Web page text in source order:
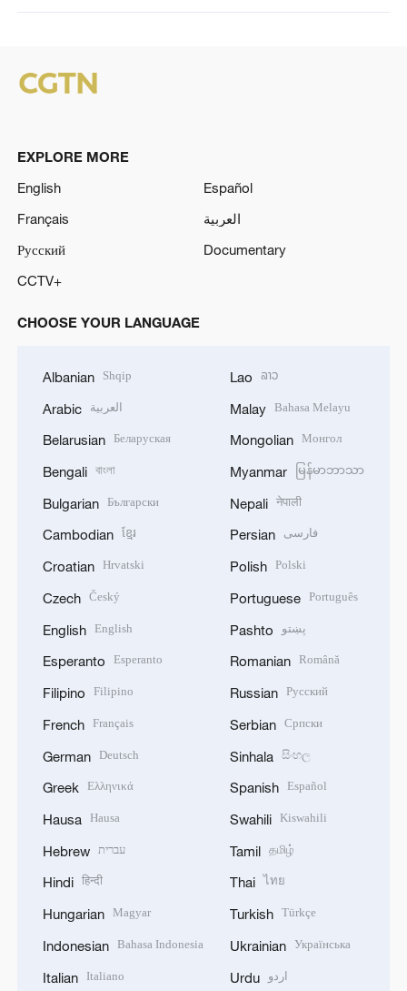
EXPLORE MORE
English
Español
Français
العربية
Русский
Documentary
CCTV+
CHOOSE YOUR LANGUAGE
Albanian Shqip
Arabic العربية
Belarusian Беларуская
Bengali বাংলা
Bulgarian Български
Cambodian ខ្មែរ
Croatian Hrvatski
Czech Český
English English
Esperanto Esperanto
Filipino Filipino
French Français
German Deutsch
Greek Ελληνικά
Hausa Hausa
Hebrew עברית
Hindi हिन्दी
Hungarian Magyar
Indonesian Bahasa Indonesia
Italian Italiano
Lao ລາວ
Malay Bahasa Melayu
Mongolian Монгол
Myanmar မြန်မာဘာသာ
Nepali नेपाली
Persian فارسی
Polish Polski
Portuguese Português
Pashto پښتو
Romanian Română
Russian Русский
Serbian Српски
Sinhala සිංහල
Spanish Español
Swahili Kiswahili
Tamil தமிழ்
Thai ไทย
Turkish Türkçe
Ukrainian Українська
Urdu اردو